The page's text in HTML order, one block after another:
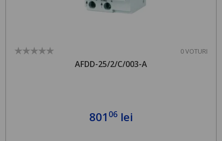
0 VOTURI
AFDD-25/2/C/003-A
801 06 lei